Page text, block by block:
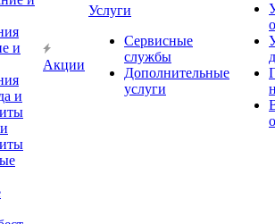
и
Акции
Услуги
Сервисные
службы
Дополнительные
услуги